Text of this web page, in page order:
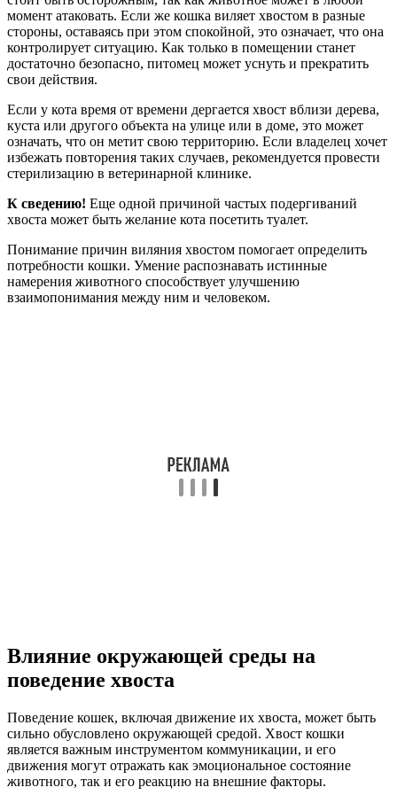
момент атаковать. Если же кошка виляет хвостом в разные
стороны, оставаясь при этом спокойной, это означает, что она
контролирует ситуацию. Как только в помещении станет
достаточно безопасно, питомец может уснуть и прекратить
свои действия.
Если у кота время от времени дергается хвост вблизи дерева,
куста или другого объекта на улице или в доме, это может
означать, что он метит свою территорию. Если владелец хочет
избежать повторения таких случаев, рекомендуется провести
стерилизацию в ветеринарной клинике.
К сведению! Еще одной причиной частых подергиваний
хвоста может быть желание кота посетить туалет.
Понимание причин виляния хвостом помогает определить
потребности кошки. Умение распознавать истинные
намерения животного способствует улучшению
взаимопонимания между ним и человеком.
Влияние окружающей среды на
поведение хвоста
Поведение кошек, включая движение их хвоста, может быть
сильно обусловлено окружающей средой. Хвост кошки
является важным инструментом коммуникации, и его
движения могут отражать как эмоциональное состояние
животного, так и его реакцию на внешние факторы.